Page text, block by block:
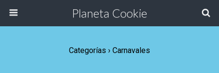
Planeta Cookie
Categorías › Carnavales